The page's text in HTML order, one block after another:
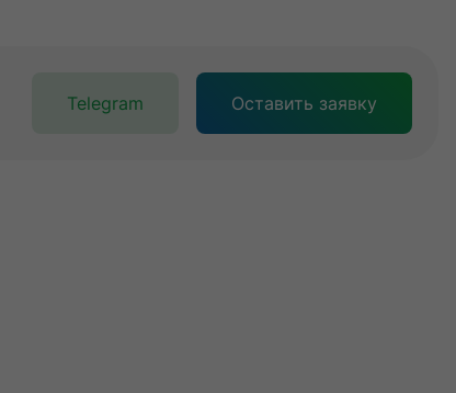
Telegram Оставить заявку